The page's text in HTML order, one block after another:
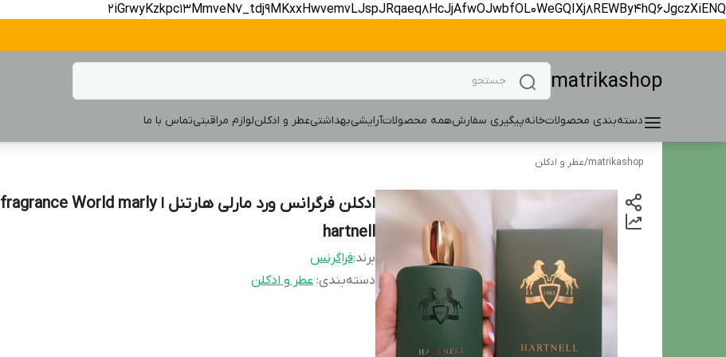
2iGrwyKzkpc13MmveN7_tdj9MKxxHwvemvLJspJRqaeq8HcJjAfwOJwbfOL0WeGQIXj8REWBy4hQ6JgczXiENQ
matrikashop
دسته‌بندی محصولاتخانهپیگیری سفارشهمه محصولاتآرایشیبهداشتیعطر و ادکلنلوازم مراقبتیتماس با ما
matrikashop
/عطر و ادکلن
ادکلن فرگرانس ورد مارلی هارتنل ا fragrance World marly
hartnell
برند:فراگرنس
دسته‌بندی: عطر و ادکلن